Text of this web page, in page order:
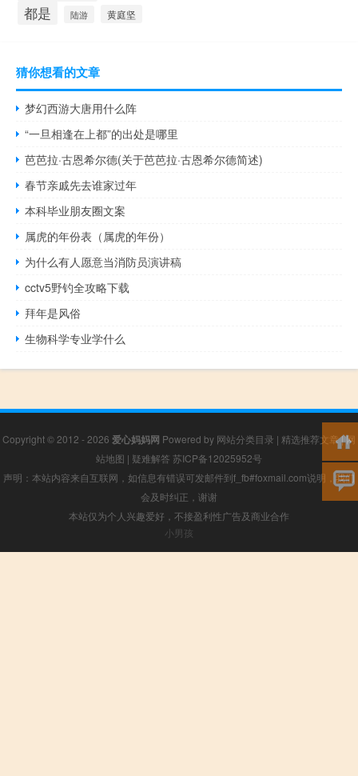
都是 陆游 黄庭坚
猜你想看的文章
梦幻西游大唐用什么阵
“一旦相逢在上都”的出处是哪里
芭芭拉·古恩希尔德(关于芭芭拉·古恩希尔德简述)
春节亲戚先去谁家过年
本科毕业朋友圈文案
属虎的年份表（属虎的年份）
为什么有人愿意当消防员演讲稿
cctv5野钓全攻略下载
拜年是风俗
生物科学专业学什么
Copyright © 2012 - 2026 爱心妈妈网 Powered by 网站分类目录 | 精选推荐文章|网
站地图 | 疑难解答 苏ICP备12025952号
声明：本站内容来自互联网，如信息有错误可发邮件到f_fb#foxmail.com说明，我们
会及时纠正，谢谢
本站仅为个人兴趣爱好，不接盈利性广告及商业合作
小男孩